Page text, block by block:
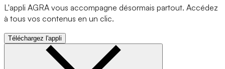
L'appli AGRA vous accompagne désormais partout. Accédez
à tous vos contenus en un clic.
Téléchargez l'appli